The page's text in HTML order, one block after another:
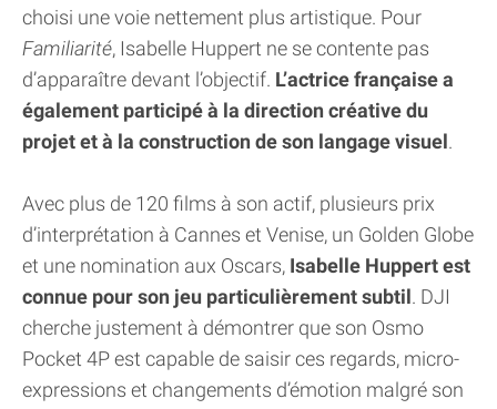
choisi une voie nettement plus artistique. Pour
Familiarité, Isabelle Huppert ne se contente pas
d’apparaître devant l’objectif. L’actrice française a
également participé à la direction créative du
projet et à la construction de son langage visuel.
Avec plus de 120 films à son actif, plusieurs prix
d’interprétation à Cannes et Venise, un Golden Globe
et une nomination aux Oscars, Isabelle Huppert est
connue pour son jeu particulièrement subtil. DJI
cherche justement à démontrer que son Osmo
Pocket 4P est capable de saisir ces regards, micro-
expressions et changements d’émotion malgré son